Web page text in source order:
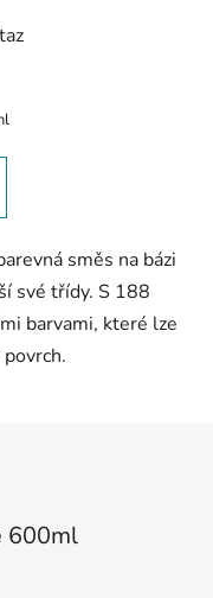
směs na bázi
své třídy. S 188
barvami, které lze
600ml